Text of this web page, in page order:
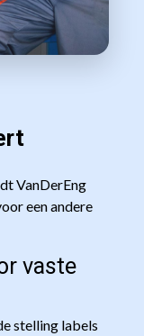
VanDerEng
een andere
vaste
stelling labels